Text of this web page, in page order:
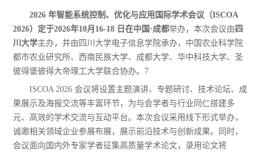
2026 年智能系统控制、优化与应用国际学术会议（ISCOA
2026）定于2026年10月16-18 日在中国 ·成都举办，本次会议由 四
川大学主办，并由 四川大学电子信息学院承办，中国农业科学院
都市农业研究所、西南民族大学、成都大学、华中科技大学、圣
彼得堡彼得大帝理工大学联合协办。 7
ISCOA 2026 会议将设置主题演讲、专题研讨、技术论坛、成
果展示及海报交流等丰富环节，为与会学者与行业同仁搭建多
元、高效的学术交流与互动平台。本次会议采用线下形式举办，
诚邀相关领域企业参展布展，展示前沿技术与创新成果。同时，
会议面向国内外专家学者征集高质量学术论文，录用论文将